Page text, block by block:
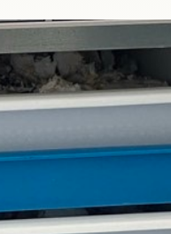
修繕
お客様の声
戒名書き
お客様の声
修繕
クリーニング
引越し
お客様の声